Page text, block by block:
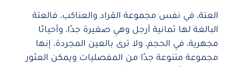
العتة، في نفس مجموعة القراد والعناكب، فالعتة
البالغة لها ثمانية أرجل وهي صغيرة جدًا، وأحيانًا
مجهرية، في الحجم، ولا ترى بالعين المجردة، إنها
مجموعة متنوعة جدًا من المفصليات ويمكن العثور